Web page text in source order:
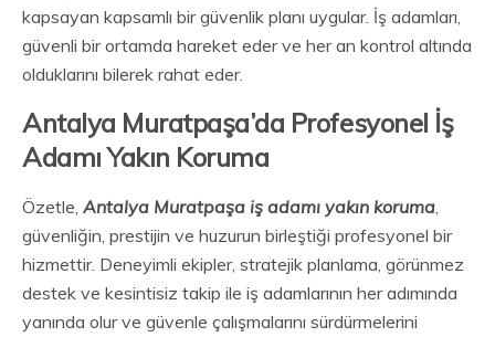
kapsayan kapsamlı bir güvenlik planı uygular. İş adamları,
güvenli bir ortamda hareket eder ve her an kontrol altında
olduklarını bilerek rahat eder.
Antalya Muratpaşa’da Profesyonel İş
Adamı Yakın Koruma
Özetle, Antalya Muratpaşa iş adamı yakın koruma
güvenliğin, prestijin ve huzurun birleştiği profesyonel bir
hizmettir. Deneyimli ekipler, stratejik planlama, görünmez
destek ve kesintisiz takip ile iş adamlarının her adımında
yanında olur ve güvenle çalışmalarını sürdürmelerini